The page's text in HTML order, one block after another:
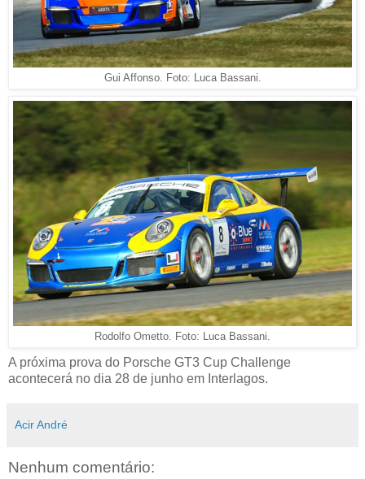
Gui Affonso. Foto: Luca Bassani.
Rodolfo Ometto. Foto: Luca Bassani.
A próxima prova do Porsche GT3 Cup Challenge
acontecerá no dia 28 de junho em Interlagos.
Acir André
Nenhum comentário: